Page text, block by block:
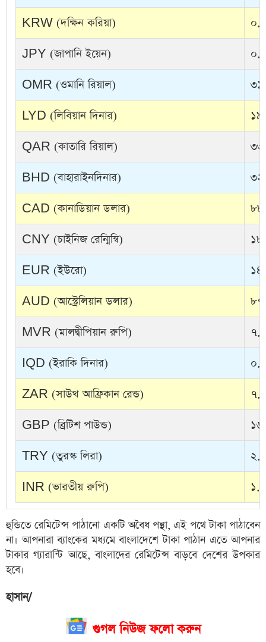
KRW (দক্ষিন করিয়া)
JPY (জাপানি ইয়েন)
OMR (ওমানি রিয়াল)
LYD (লিবিয়ান দিনার)
QAR (কাতারি রিয়াল)
BHD (বাহারাইনদিনার)
CAD (কানাডিয়ান ডলার)
CNY (চাইনিজ রেন্মিন্বি)
EUR (ইউরো)
AUD (আস্ট্রেলিয়ান ডলার)
MVR (মালদ্বীপিয়ান রুপি)
IQD (ইরাকি দিনার)
ZAR (সাউথ আফ্রিকান রেন্ড)
GBP (ব্রিটিশ পাউন্ড)
TRY (তুরস্ক লিরা)
INR (ভারতীয় রুপি)
হুন্ডিতে রেমিটেন্স পাঠানো একটি অবৈধ পন্থা, এই পথে টাকা পাঠাবেন
না। আপনারা ব্যাংকের মধ্যমে বাংলাদেশে টাকা পাঠান এতে আপনার
টাকার গ্যারান্টি আছে, বাংলাদের রেমিটেন্স বাড়বে দেশের উপকার
হবে।
হাসান/
গুগল নিউজ ফলো করুন